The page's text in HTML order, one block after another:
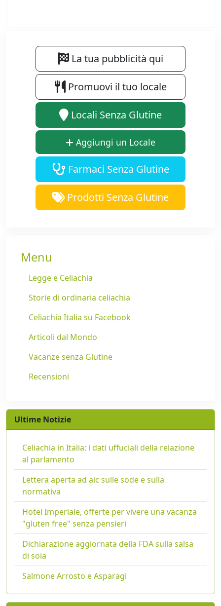
La tua pubblicità qui
Promuovi il tuo locale
Locali Senza Glutine
Aggiungi un Locale
Farmaci Senza Glutine
Prodotti Senza Glutine
Menu
Legge e Celiachia
Storie di ordinaria celiachia
Celiachia Italia su Facebook
Articoli dal Mondo
Vacanze senza Glutine
Recensioni
Ultime Notizie
Celiachia in Italia: i dati uffuciali della relazione
al parlamento
Lettera aperta ad aic sulle sode e sulla
normativa
Hotel Imperiale, offerte per vivere una vacanza
"gluten free" senza pensieri
Dichiarazione aggiornata della FDA sulla salsa
di soia
Salmone Arrosto e Asparagi